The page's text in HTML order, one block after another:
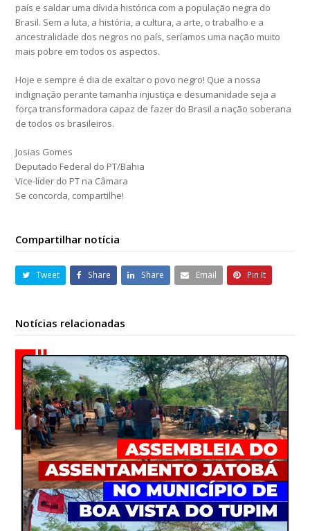
país e saldar uma dívida histórica com a população negra do
Brasil. Sem a luta, a história, a cultura, a arte, o trabalho e a
ancestralidade dos negros no país, seríamos uma nação muito
mais pobre em todos os aspectos.
Hoje e sempre é dia de exaltar o povo negro! Que a nossa
indignação perante tamanha injustiça e desumanidade seja a
força transformadora capaz de fazer do Brasil a nação soberana
de todos os brasileiros.
Josias Gomes
Deputado Federal do PT/Bahia
Vice-líder do PT na Câmara
Se concorda, compartilhe!
Compartilhar notícia
Tweet Share Share Email Pin It
Notícias relacionadas